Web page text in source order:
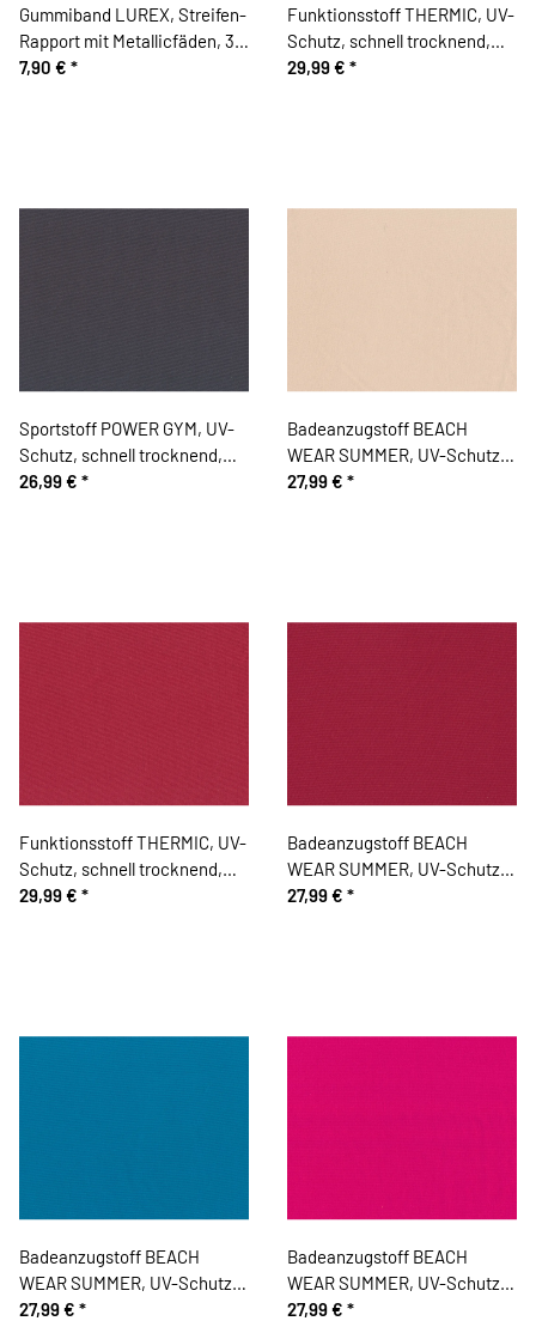
Gummiband LUREX, Streifen-
Rapport mit Metallicfäden, 35
mm
7,90 € *
Funktionsstoff THERMIC, UV-
Schutz, schnell trocknend,
goldgelb
29,99 € *
Sportstoff POWER GYM, UV-
Schutz, schnell trocknend,
dunkelgrau
26,99 € *
Badeanzugstoff BEACH
WEAR SUMMER, UV-Schutz,
hellbeige
27,99 € *
Funktionsstoff THERMIC, UV-
Schutz, schnell trocknend,
gedecktes rot
29,99 € *
Badeanzugstoff BEACH
WEAR SUMMER, UV-Schutz,
dunkelrot
27,99 € *
Badeanzugstoff BEACH
WEAR SUMMER, UV-Schutz,
aqua
27,99 € *
Badeanzugstoff BEACH
WEAR SUMMER, UV-Schutz,
pink
27,99 € *